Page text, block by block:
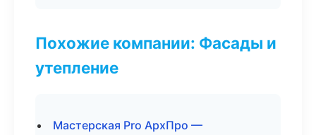
Похожие компании: Фасады и
утепление
Мастерская Pro АрхПро —